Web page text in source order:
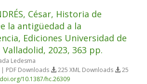
César, Historia de
la antigüedad a la
Ediciones Universidad de
2023, 363 pp.
Ledesma
PDF Downloads 225 XML Downloads
25
10.1387/hc.26309